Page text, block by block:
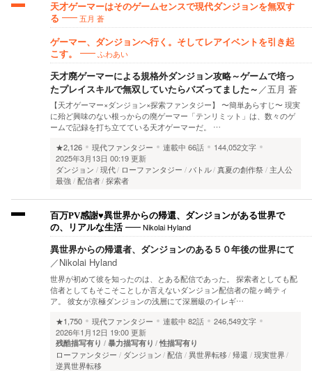
天才ゲーマーはそのゲームセンスで現代ダンジョンを無双す
る
五月 蒼
ゲーマー、ダンジョンへ行く。そしてレアイベントを引き起
こす。
ふわあい
天才廃ゲーマーによる規格外ダンジョン攻略～ゲームで培っ
たプレイスキルで無双していたらバズってました～ ／五月 蒼
【天才ゲーマー×ダンジョン×探索ファンタジー】 〜簡単あらすじ〜 現実
に殆ど興味のない根っからの廃ゲーマー「テンリミット」は、数々のゲ
ームで記録を打ち立てている天才ゲーマーだ。 …
★2,126
現代ファンタジー 連載中 66話
144,052文字
2025年3月13日 00:19 更新
ダンジョン
現代 ローファンタジー バトル 真夏の創作祭
主人公
最強 配信者 探索者
百万PV感謝♥異世界からの帰還、ダンジョンがある世界で
の、リアルな生活
Nikolai Hyland
異世界からの帰還者、ダンジョンのある５０年後の世界にて
／Nikolai Hyland
世界が初めて彼を知ったのは、とある配信であった。 探索者としても配
信者としてもそこそことしか言えないダンジョン配信者の龍ヶ崎ティ
ア。 彼女が京極ダンジョンの浅層にて深層級のイレギ…
★1,750
現代ファンタジー 連載中 82話
246,549文字
2026年1月12日 19:00 更新
残酷描写有り 暴力描写有り 性描写有り
ローファンタジー ダンジョン 配信 異世界転移 帰還
現実世界
逆異世界転移